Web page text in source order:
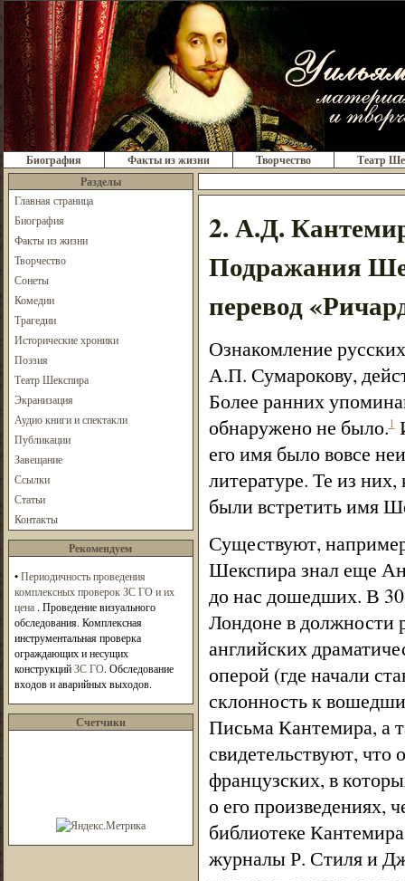
Биография Факты из жизни Творчество
Театр
Разделы
Главная страница
Биография
Факты из жизни
Творчество
Сонеты
Комедии
Трагедии
Исторические хроники
Поэзия
Театр Шекспира
Экранизация
Аудио книги и спектакли
Публикации
Завещание
Ссылки
Статьи
Контакты
Рекомендуем
•Периодичность проведения
комплексных проверок ЗС ГО и их
цена. Проведение визуального
обследования. Комплексная
инструментальная проверка
ограждающих и несущих
конструкцийЗС ГО. Обследование
входов и аварийных выходов.
Счетчики
2. А.Д.
Подражания
перевод
Ознакомление
А.П. Сумарокову,
Более ранних
обнаружено не было.1
его имя было вовсе
литературе. Те из
были встретить имя
Существуют,
Шекспира знал еще
до нас дошедших. В
Лондоне в должности
английских
оперой (где начали
склонность к
Письма Кантемира, а
свидетельствуют,
французских, в
о его произведениях,
библиотеке
журналы Р. Стиля и